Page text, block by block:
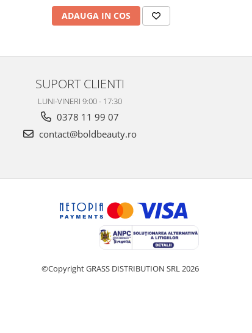
ADAUGA IN COS
SUPORT CLIENTI
LUNI-VINERI 9:00 - 17:30
0378 11 99 07
contact@boldbeauty.ro
©Copyright GRASS DISTRIBUTION SRL 2026